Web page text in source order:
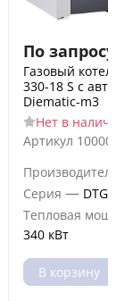
По запросу
Газовый котел
330-18 S с
Diematic-m3
Нет в наличии
Артикул
Производитель
Серия — DTG 330
Тепловая
340 кВт
В корзину